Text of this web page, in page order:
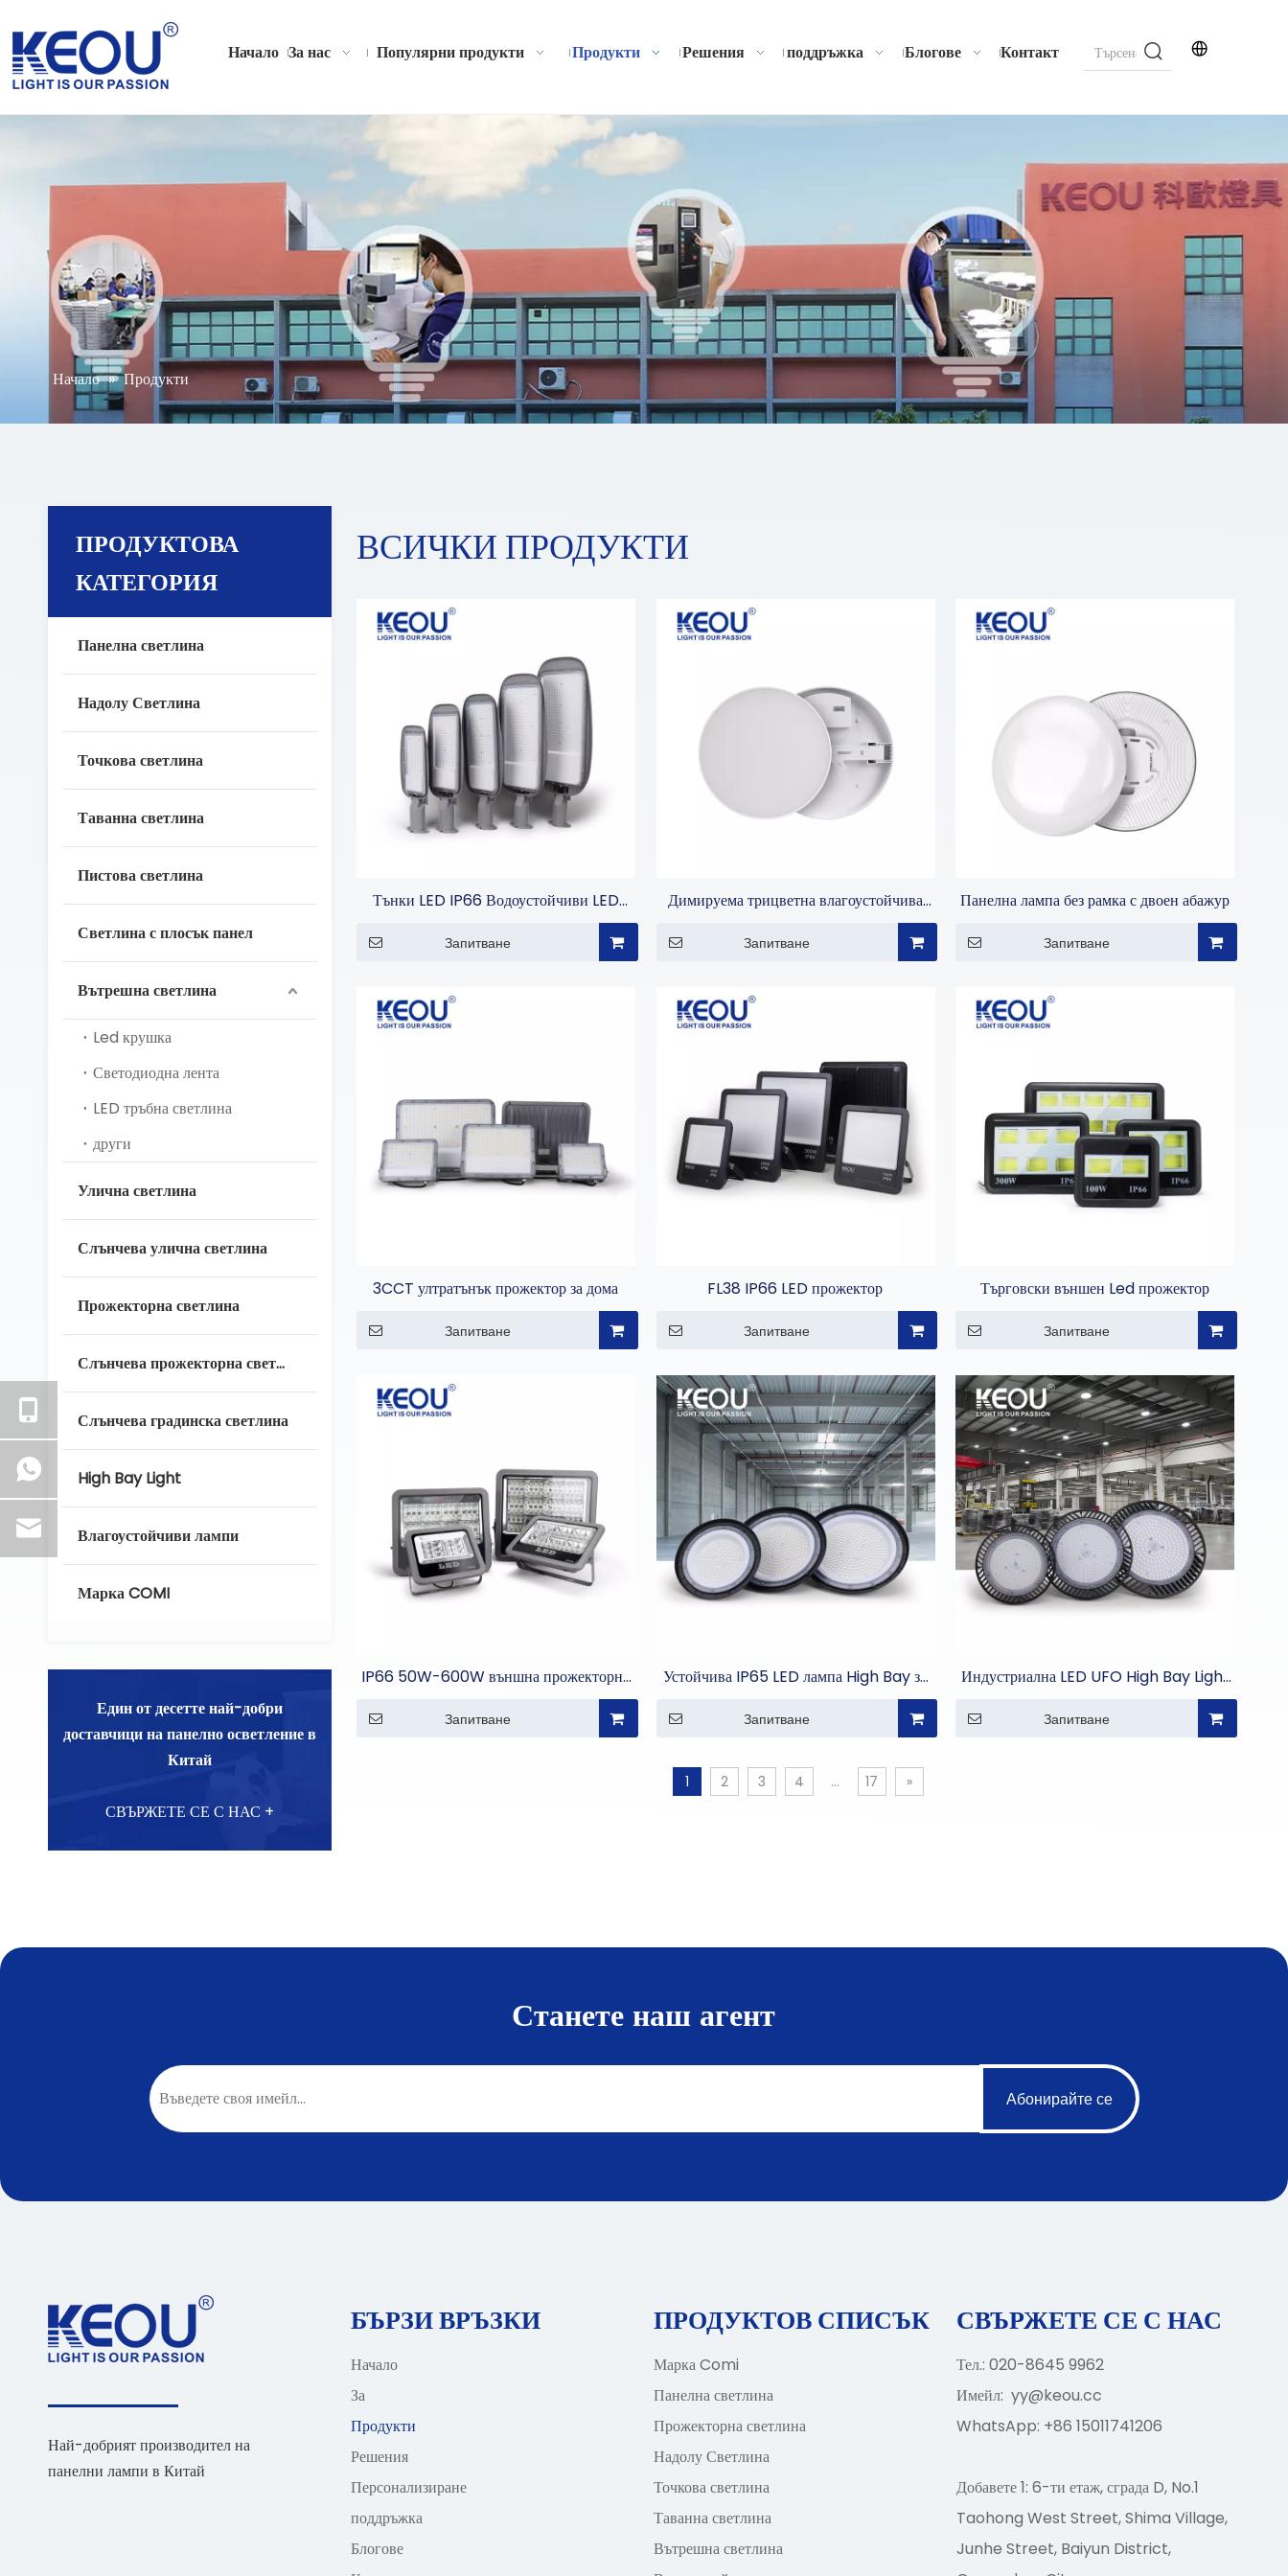
Начало За нас Популярни продукти Продукти Решения поддръжка Блогове Контакт
Начало » Продукти
ПРОДУКТОВА
КАТЕГОРИЯ
Панелна светлина
Надолу Светлина
Точкова светлина
Таванна светлина
Пистова светлина
Светлина с плосък панел
Вътрешна светлина
Led крушка
Светодиодна лента
LED тръбна светлина
други
Улична светлина
Слънчева улична светлина
Прожекторна светлина
Слънчева прожекторна светлина
Слънчева градинска светлина
High Bay Light
Влагоустойчиви лампи
Марка COMI
Един от десетте най-добри
доставчици на панелно осветление в
Китай
СВЪРЖЕТЕ СЕ С НАС +
ВСИЧКИ ПРОДУКТИ
Тънки LED IP66 Водоустойчиви LED
Запитване
Димируема трицветна влагоустойчива
Запитване
Панелна лампа без рамка с двоен абажур
Запитване
3CCT ултратънък прожектор за дома
Запитване
FL38 IP66 LED прожектор
Запитване
Търговски външен Led прожектор
Запитване
IP66 50W-600W външна прожекторна
Запитване
Устойчива IP65 LED лампа High Bay за
Запитване
Индустриална LED UFO High Bay Light
Запитване
1 2 3 4 ... 17 »
Станете наш агент
Абонирайте се
Най-добрият производител на
панелни лампи в Китай
БЪРЗИ ВРЪЗКИ
Начало
За
Продукти
Решения
Персонализиране
поддръжка
Блогове
ПРОДУКТОВ СПИСЪК
Марка Comi
Панелна светлина
Прожекторна светлина
Надолу Светлина
Точкова светлина
Таванна светлина
Вътрешна светлина
СВЪРЖЕТЕ СЕ С НАС
Тел.: 020-8645 9962
Имейл: yy@keou.cc
WhatsApp: +86 15011741206
Добавете 1: 6-ти етаж, сграда D, No.1
Taohong West Street, Shima Village,
Junhe Street, Baiyun District,